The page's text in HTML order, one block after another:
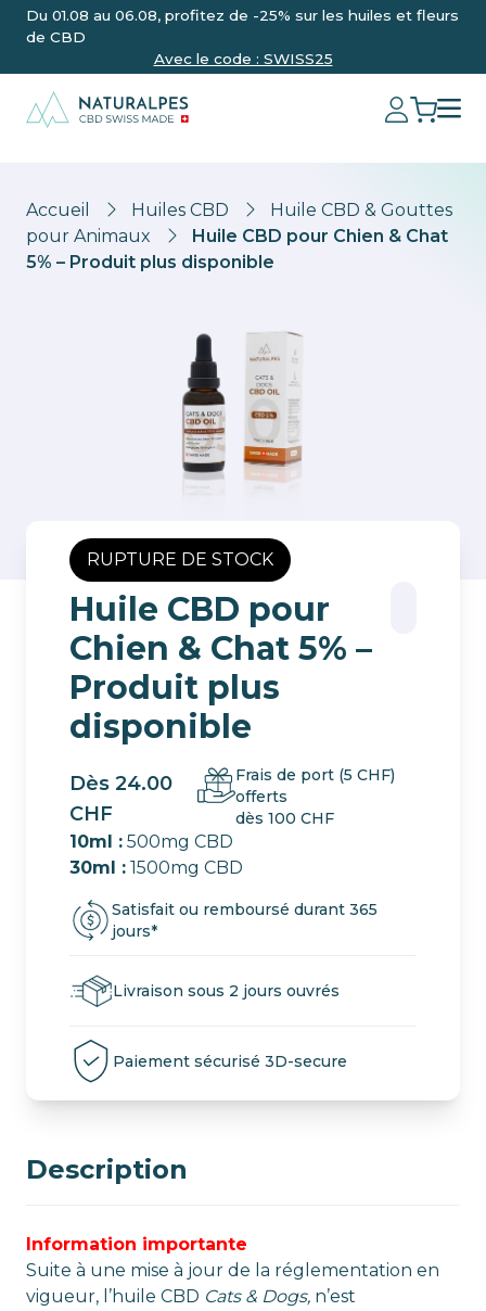
Du 01.08 au 06.08, profitez de -25% sur les huiles et fleurs
de CBD
Avec le code : SWISS25
Accueil Huiles CBD
Huile CBD & Gouttes
pour Animaux
Huile CBD pour Chien & Chat
5% – Produit plus disponible
RUPTURE DE STOCK
Huile CBD pour
Chien & Chat 5% –
Produit plus
disponible
Dès 24.00
CHF
Frais de port (5 CHF)
offerts
dès 100 CHF
10ml : 500mg CBD
30ml : 1500mg CBD
Satisfait ou remboursé durant 365
jours*
Livraison sous 2 jours ouvrés
Paiement sécurisé 3D-secure
Description
Information importante
Suite à une mise à jour de la réglementation en
vigueur, l’huile CBD Cats & Dogs, n’est